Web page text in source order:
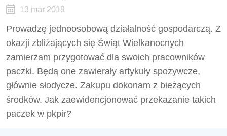
13 mar 2018
Prowadzę jednoosobową działalność gospodarczą. Z
okazji zbliżających się Świąt Wielkanocnych
zamierzam przygotować dla swoich pracowników
paczki. Będą one zawierały artykuły spożywcze,
głównie słodycze. Zakupu dokonam z bieżących
środków. Jak zaewidencjonować przekazanie takich
paczek w pkpir?